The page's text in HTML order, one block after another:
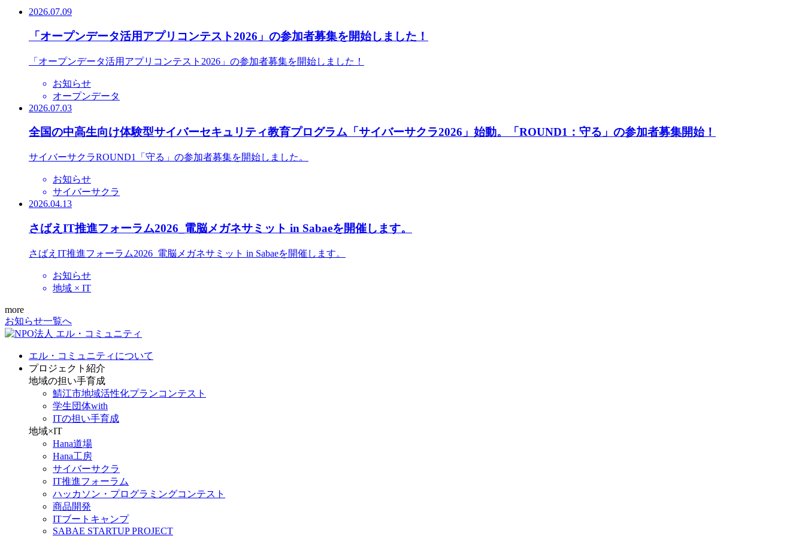
2026.07.09
「オープンデータ活用アプリコンテスト2026」の参加者募集を開始しました！
「オープンデータ活用アプリコンテスト2026」の参加者募集を開始しました！
お知らせ
オープンデータ
2026.07.03
全国の中高生向け体験型サイバーセキュリティ教育プログラム「サイバーサクラ2026」始動。「ROUND1：守る」の参加者募集開始！
サイバーサクラROUND1「守る」の参加者募集を開始しました。
お知らせ
サイバーサクラ
2026.04.13
さばえIT推進フォーラム2026_電脳メガネサミット in Sabaeを開催します。
さばえIT推進フォーラム2026_電脳メガネサミット in Sabaeを開催します。
お知らせ
地域 × IT
more
お知らせ一覧へ
エル・コミュニティについて
プロジェクト紹介
地域の担い手育成
鯖江市地域活性化プランコンテスト
学生団体with
ITの担い手育成
地域×IT
Hana道場
Hana工房
サイバーサクラ
IT推進フォーラム
ハッカソン・プログラミングコンテスト
商品開発
ITブートキャンプ
SABAE STARTUP PROJECT